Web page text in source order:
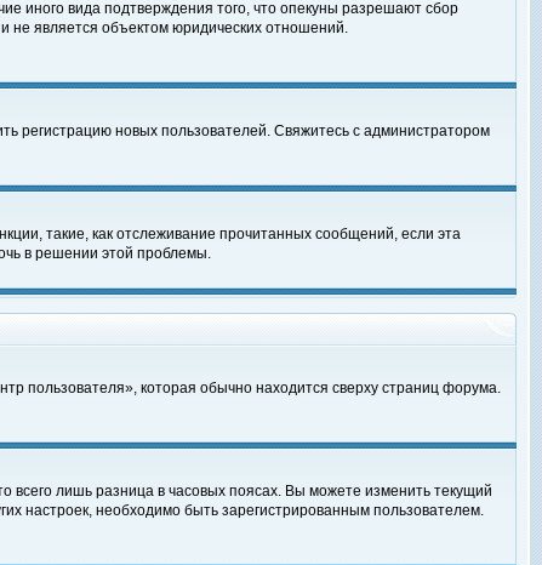
иного вида подтверждения того, что опекуны разрешают сбор
не является объектом юридических отношений.
регистрацию новых пользователей. Свяжитесь с администратором
такие, как отслеживание прочитанных сообщений, если эта
в решении этой проблемы.
пользователя», которая обычно находится сверху страниц форума.
лишь разница в часовых поясах. Вы можете изменить текущий
настроек, необходимо быть зарегистрированным пользователем.